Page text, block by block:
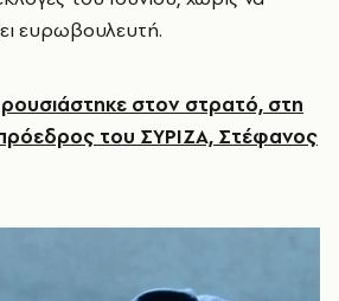
ευρωβουλευτή.
στον στρατό, στη
του ΣΥΡΙΖΑ, Στέφανος